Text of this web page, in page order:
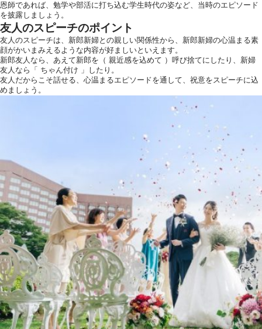
恩師であれば、勉学や部活に打ち込む学生時代の姿など、当時のエピソード
を披露しましょう。
友人のスピーチのポイント
友人のスピーチは、新郎新婦との親しい関係性から、新郎新婦の心温まる素
顔がかいまみえるような内容が好ましいといえます。
新郎友人なら、あえて新郎を（ 親近感を込めて ）呼び捨てにしたり、新婦
友人なら「 ちゃん付け 」したり。
友人だからこそ話せる、心温まるエピソードを通して、祝意をスピーチに込
めましょう。